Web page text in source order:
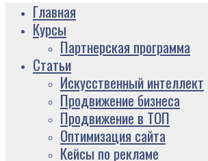
Главная
Курсы
Партнерская программа
Статьи
Искусственный интеллект
Продвижение бизнеса
Продвижение в ТОП
Оптимизация сайта
Кейсы по рекламе